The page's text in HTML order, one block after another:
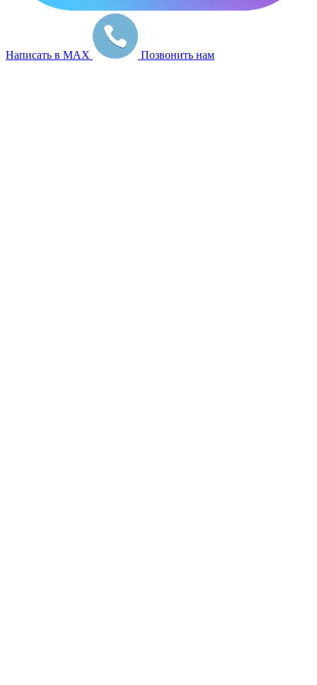
Написать в MAX Позвонить нам